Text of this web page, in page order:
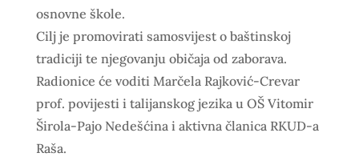
osnovne škole.
Cilj je promovirati samosvijest o baštinskoj
tradiciji te njegovanju običaja od zaborava.
Radionice će voditi Marčela Rajković-Crevar
prof. povijesti i talijanskog jezika u OŠ Vitomir
Širola-Pajo Nedešćina i aktivna članica RKUD-a
Raša.